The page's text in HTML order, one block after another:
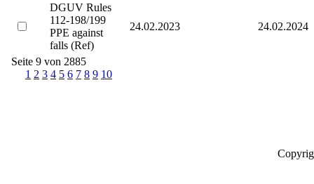
DGUV Rules
112-198/199
PPE against
falls (Ref)
24.02.2023 24.02.2024
Seite 9 von 2885
1 2 3 4 5 6 7 8 9 10